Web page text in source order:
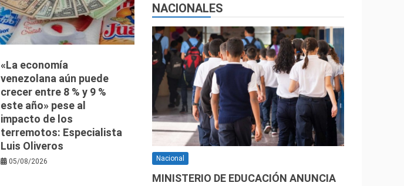
«La economía
venezolana aún puede
crecer entre 8 % y 9 %
este año» pese al
impacto de los
terremotos: Especialista
Luis Oliveros
05/08/2026
NACIONALES
Nacional
MINISTERIO DE EDUCACIÓN ANUNCIA